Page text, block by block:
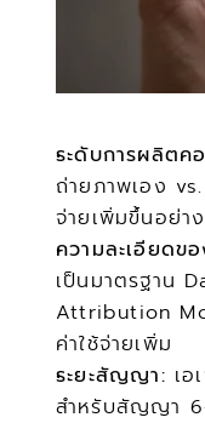
ระดับการผลิตค
ถ่ายภาพเอง
จ่ายเพิ่มขึ้นอย่า
ความละเอียดข
เป็นมาตรฐาน
Attribution
ค่าใช้จ่ายเพิ่ม
ระยะสัญญา: เ
สำหรับสัญญา